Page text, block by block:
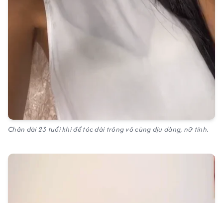
Chân dài 23 tuổi khi để tóc dài trông vô cùng dịu dàng, nữ tính.